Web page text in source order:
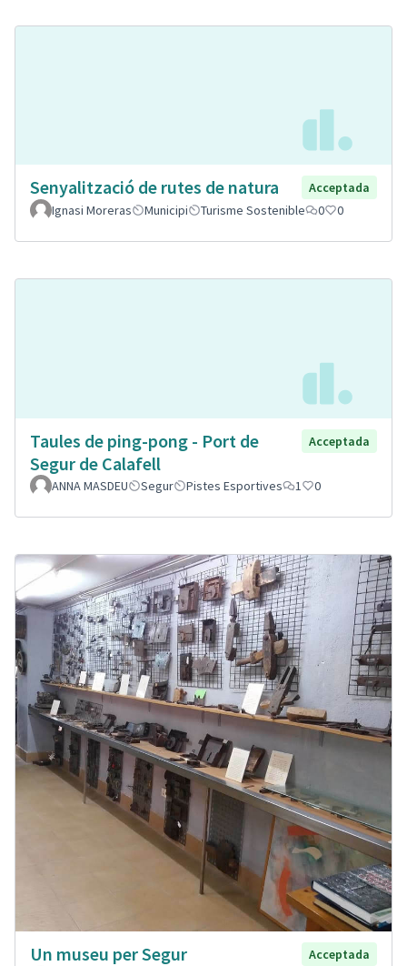
Senyalització de rutes de natura
Acceptada
Ignasi Moreras
Municipi Turisme Sostenible 0 0
Taules de ping-pong - Port de
Segur de Calafell
Acceptada
ANNA MASDEU Segur Pistes Esportives 1 0
Un museu per Segur
Acceptada